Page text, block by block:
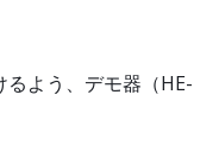
よう、デモ器（HE-